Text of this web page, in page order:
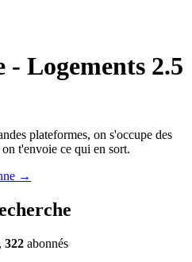
- Logements 2.5
plateformes, on s'occupe des
t'envoie ce qui en sort.
→
322 abonnés